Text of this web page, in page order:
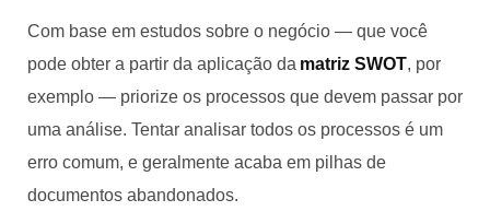
Com base em estudos sobre o negócio — que você
pode obter a partir da aplicação da matriz SWOT, por
exemplo — priorize os processos que devem passar por
uma análise. Tentar analisar todos os processos é um
erro comum, e geralmente acaba em pilhas de
documentos abandonados.